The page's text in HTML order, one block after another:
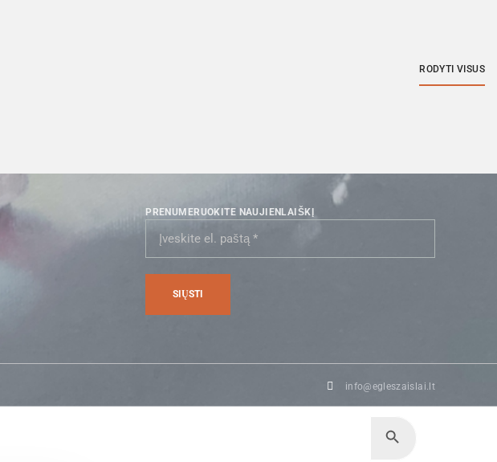
RODYTI VISUS
PRENUMERUOKITE NAUJIENLAIŠKĮ
info@egleszaislai.lt